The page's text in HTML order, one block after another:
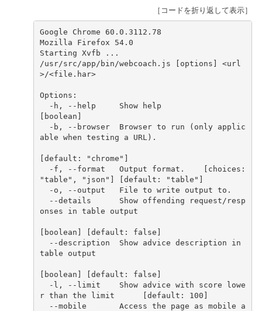
［コードを折り返して表示］
Google Chrome 60.0.3112.78
Mozilla Firefox 54.0
Starting Xvfb ...
/usr/src/app/bin/webcoach.js [options] <url
>/<file.har>
Options:
[boolean]
able when testing a URL).
[default: "chrome"]
"table", "json"] [default: "table"]
  -o, --output   File to write output to.
onses in table output
[boolean] [default: false]
table output
[boolean] [default: false]
r than the limit      [default: 100]